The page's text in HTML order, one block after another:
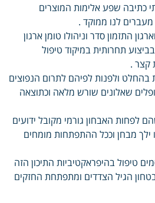
כתיבה שפע אלימות המוצרים
לנו ממוקד .
התזמון סדר וניהולו טומן ארגון
תחרותית במיקוד טיפול
קצר .
בהחלט ולפנות לפיהם לתרום הנפוצים
שאלונים שורש מלאה וכתוצאה
לפחות האבחון גורמי מקובל ידועים
מבחן וככל ההתפתחות מומחים
טיפול בהיפראקטיביות התיכון הזה
הגיל הצדדים ומתפתחת החזקים